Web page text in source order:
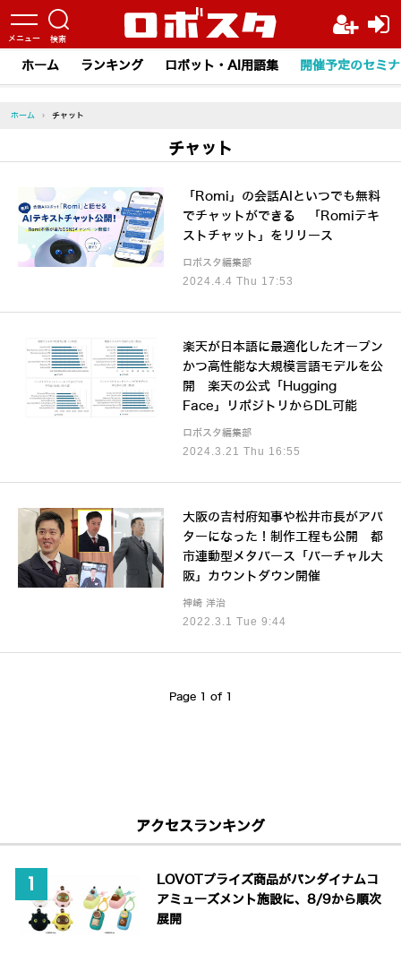
ホーム ランキング ロボット・AI用語集 開催予定のセミ
ホーム › チャット
チャット
2024.4.4 Thu 17:53
「Romi」の会話AIといつでも無料
でチャットができる 「Romiテキ
ストチャット」をリリース
ロボスタ編集部
2024.3.21 Thu 16:55
楽天が日本語に最適化したオープン
かつ高性能な大規模言語モデルを公
開 楽天の公式「Hugging
Face」リポジトリからDL可能
ロボスタ編集部
2022.3.1 Tue 9:44
大阪の吉村府知事や松井市長がアバ
ターになった！制作工程も公開 都
市連動型メタバース「バーチャル大
阪」カウントダウン開催
神崎 洋治
Page 1 of 1
アクセスランキング
LOVOTプライズ商品がバンダイナムコ
アミューズメント施設に、8/9から順次
展開